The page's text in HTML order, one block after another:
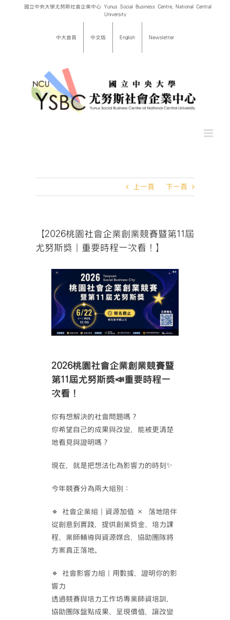
國立中央大學尤努斯社會企業中心 Yunus Social Business Centre, National Central
University
中大首頁 中文版 English Newsletter
上一頁 下一頁
【2026桃園社會企業創業競賽暨第11屆
尤努斯獎｜重要時程一次看！】
2026桃園社會企業創業競賽暨
第11屆尤努斯獎📣重要時程一
次看！
你有想解決的社會問題嗎？
你希望自己的成果與改變，能被更清楚
地看見與證明嗎？
現在，就是把想法化為影響力的時刻✨
今年競賽分為兩大組別：
🔹 社會企業組｜資源加值 × 落地陪伴
從創意到實踐，提供創業獎金、培力課
程、業師輔導與資源媒合，協助團隊將
方案真正落地。
🔹 社會影響力組｜用數據，證明你的影
響力
透過競賽與培力工作坊專業師資培訓，
協助團隊盤點成果、呈現價值，讓改變